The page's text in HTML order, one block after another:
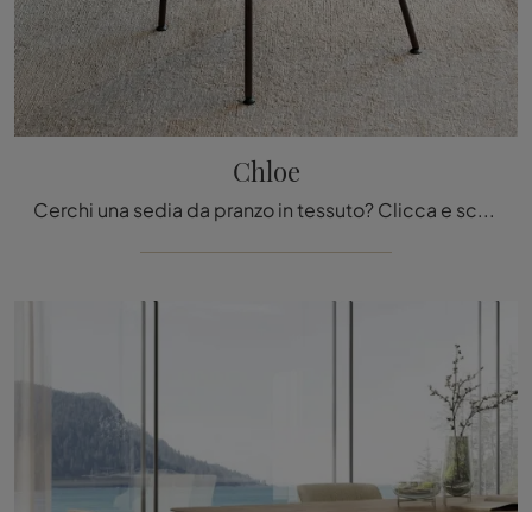
Chloe
Cerchi una sedia da pranzo in tessuto? Clicca e scopri il modello Chloe di Cattelan Italia per completare i tuoi interni alla perfezione.